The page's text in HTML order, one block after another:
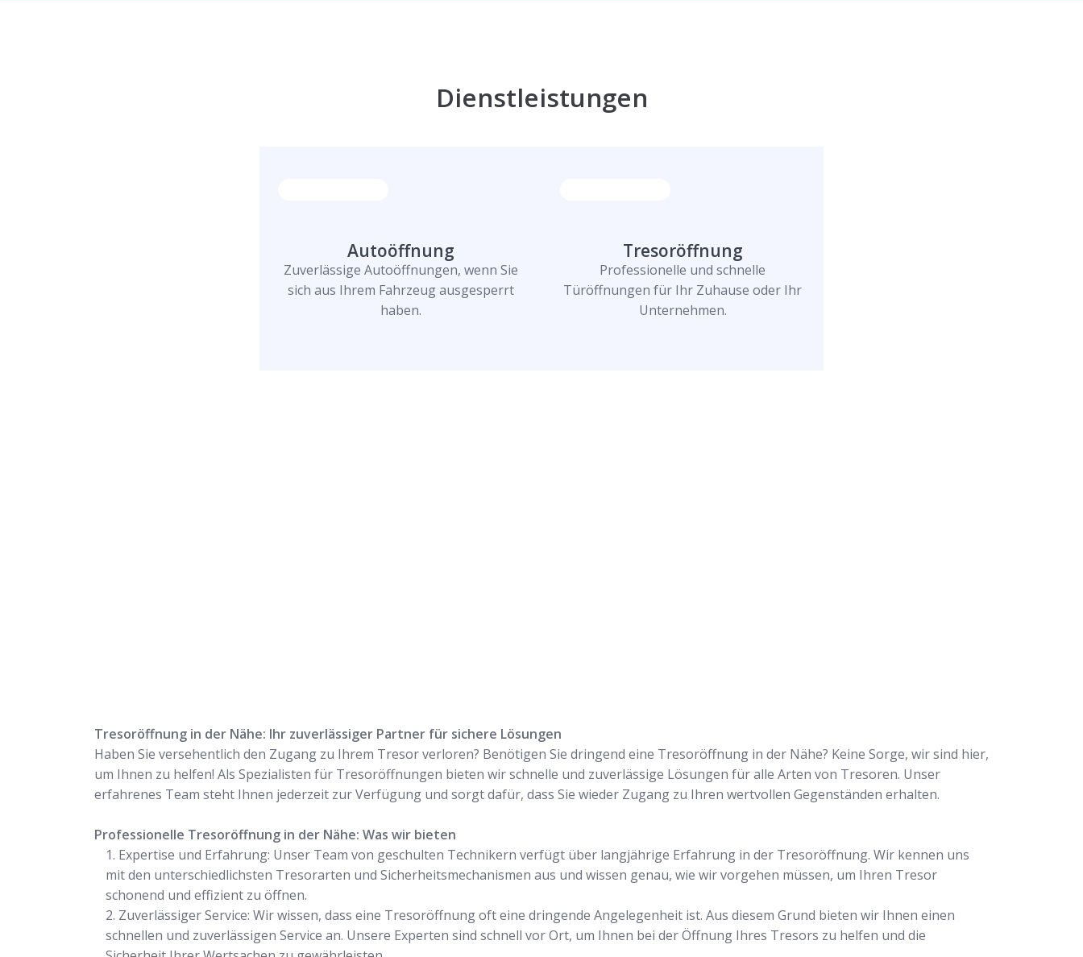
Dienstleistungen
Autoöffnung
Zuverlässige Autoöffnungen, wenn Sie
sich aus Ihrem Fahrzeug ausgesperrt
haben.
Tresoröffnung
Professionelle und schnelle
Türöffnungen für Ihr Zuhause oder Ihr
Unternehmen.
Tresoröffnung in der Nähe: Ihr zuverlässiger Partner für sichere Lösungen
Haben Sie versehentlich den Zugang zu Ihrem Tresor verloren? Benötigen Sie dringend eine Tresoröffnung in der Nähe? Keine Sorge, wir sind hier,
um Ihnen zu helfen! Als Spezialisten für Tresoröffnungen bieten wir schnelle und zuverlässige Lösungen für alle Arten von Tresoren. Unser
erfahrenes Team steht Ihnen jederzeit zur Verfügung und sorgt dafür, dass Sie wieder Zugang zu Ihren wertvollen Gegenständen erhalten.
Professionelle Tresoröffnung in der Nähe: Was wir bieten
Expertise und Erfahrung: Unser Team von geschulten Technikern verfügt über langjährige Erfahrung in der Tresoröffnung. Wir kennen uns
mit den unterschiedlichsten Tresorarten und Sicherheitsmechanismen aus und wissen genau, wie wir vorgehen müssen, um Ihren Tresor
schonend und effizient zu öffnen.
Zuverlässiger Service: Wir wissen, dass eine Tresoröffnung oft eine dringende Angelegenheit ist. Aus diesem Grund bieten wir Ihnen einen
schnellen und zuverlässigen Service an. Unsere Experten sind schnell vor Ort, um Ihnen bei der Öffnung Ihres Tresors zu helfen und die